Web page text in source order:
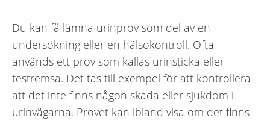
Du kan få lämna urinprov som del av en
undersökning eller en hälsokontroll. Ofta
används ett prov som kallas urinsticka eller
testremsa. Det tas till exempel för att kontrollera
att det inte finns någon skada eller sjukdom i
urinvägarna. Provet kan ibland visa om det finns